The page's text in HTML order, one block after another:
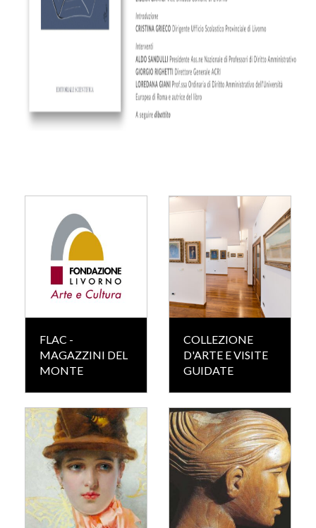
FLAC -
MAGAZZINI DEL
MONTE
COLLEZIONE
D'ARTE E VISITE
GUIDATE